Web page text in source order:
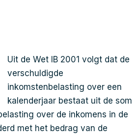
Uit de Wet IB 2001 volgt dat de
verschuldigde
inkomstenbelasting over een
kalenderjaar bestaat uit de som
over de inkomens in de
met het bedrag van de